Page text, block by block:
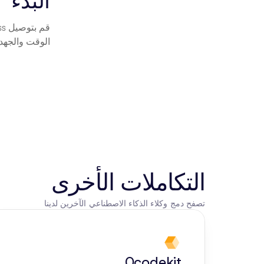
الوقت
التكاملات الأخرى
تصفح دمج وكلاء الذكاء الاصطناعي الآخرين لدينا